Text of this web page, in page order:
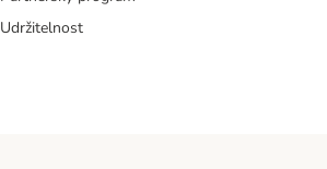
Udržitelnost